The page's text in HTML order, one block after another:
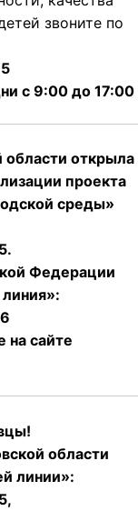
звоните по
с 9:00 до 17:00
открыла
проекта
среды»
Федерации
на сайте
области
линии»: